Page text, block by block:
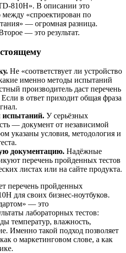
810H». В описании это
«спроектирован по
— огромная разница.
— это результат.
Не «соответствует ли устройство
именно методы испытаний
производитель даст перечень
в ответ приходит общая фраза
испытаний. У серьёзных
— документ от независимой
указаны условия, методология и
документацию. Надёжные
перечень пройденных тестов
листах или на сайте продукта.
перечень пройденных
для своих бизнес-ноутбуков.
— это
лабораторных тестов:
температур, влажность,
Именно такой подход позволяет
о маркетинговом слове, а как